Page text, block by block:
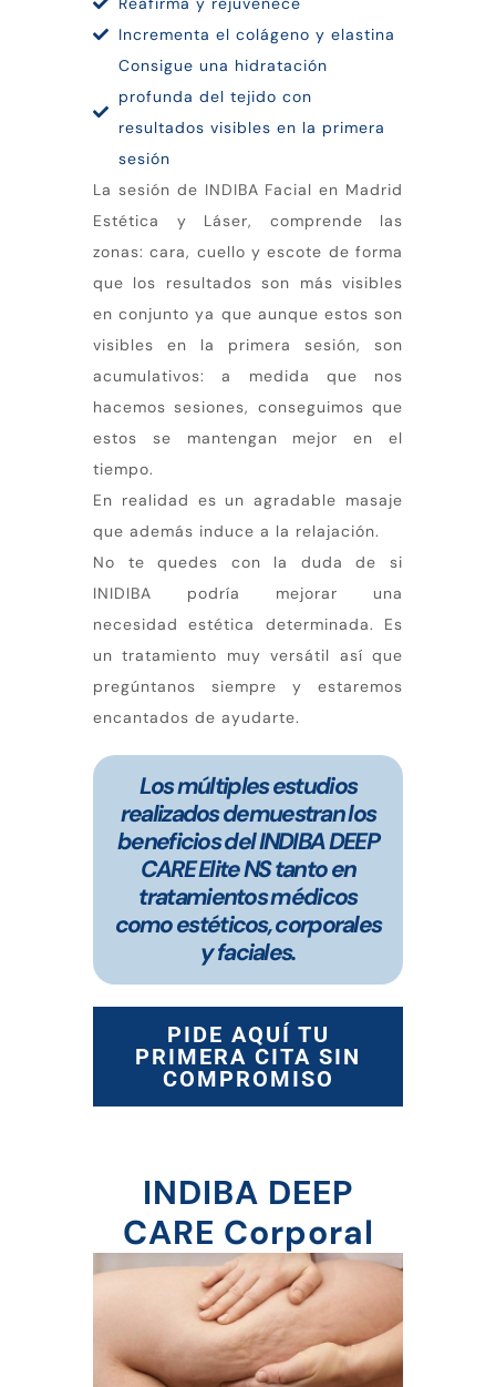
Incrementa el colágeno y elastina
Consigue una hidratación
profunda del tejido con
resultados visibles en la primera
sesión
La sesión de INDIBA Facial en Madrid
Estética y Láser, comprende las
zonas: cara, cuello y escote de forma
que los resultados son más visibles
en conjunto ya que aunque estos son
visibles en la primera sesión, son
acumulativos: a medida que nos
hacemos sesiones, conseguimos que
estos se mantengan mejor en el
tiempo.
En realidad es un agradable masaje
que además induce a la relajación.
No te quedes con la duda de si
INIDIBA podría mejorar una
necesidad estética determinada. Es
un tratamiento muy versátil así que
pregúntanos siempre y estaremos
encantados de ayudarte.
Los múltiples estudios
realizados demuestran los
beneficios del INDIBA DEEP
CARE Elite NS tanto en
tratamientos médicos
como estéticos, corporales
y faciales.
PIDE AQUÍ TU
PRIMERA CITA SIN
COMPROMISO
INDIBA DEEP
CARE Corporal